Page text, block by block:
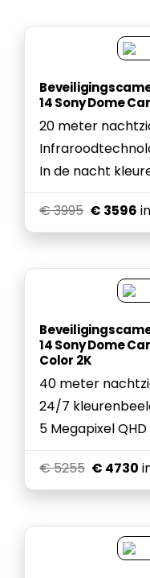
14 Sony Dome
20 meter
In de nacht
€ 3995 € 3596
14 Sony Dome
Color 2K
40 meter
24/7
5 Megapixel QHD
€ 5255 € 4730